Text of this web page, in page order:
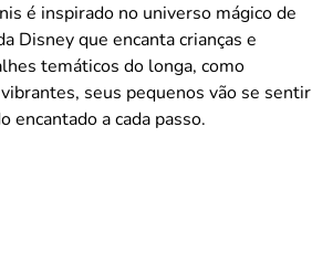
é inspirado no universo mágico de
Disney que encanta crianças e
temáticos do longa, como
seus pequenos vão se sentir
encantado a cada passo.